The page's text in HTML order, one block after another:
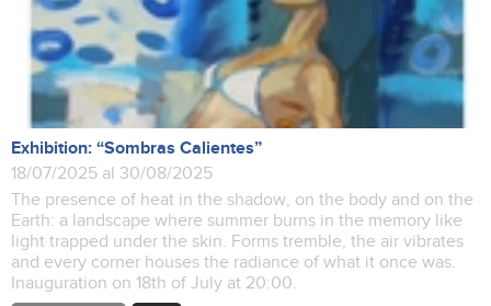
Exhibition: “Sombras Calientes”
18/07/2025 al 30/08/2025
The presence of heat in the shadow, on the body and on the
Earth: a landscape where summer burns in the memory like
light trapped under the skin. Forms tremble, the air vibrates
and every corner houses the radiance of what it once was.
Inauguration on 18th of July at 20:00.